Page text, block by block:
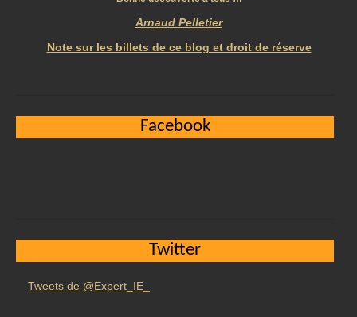
Arnaud Pelletier
Note sur les billets de ce blog et droit de réserve
Facebook
Twitter
Tweets de @Expert_IE_